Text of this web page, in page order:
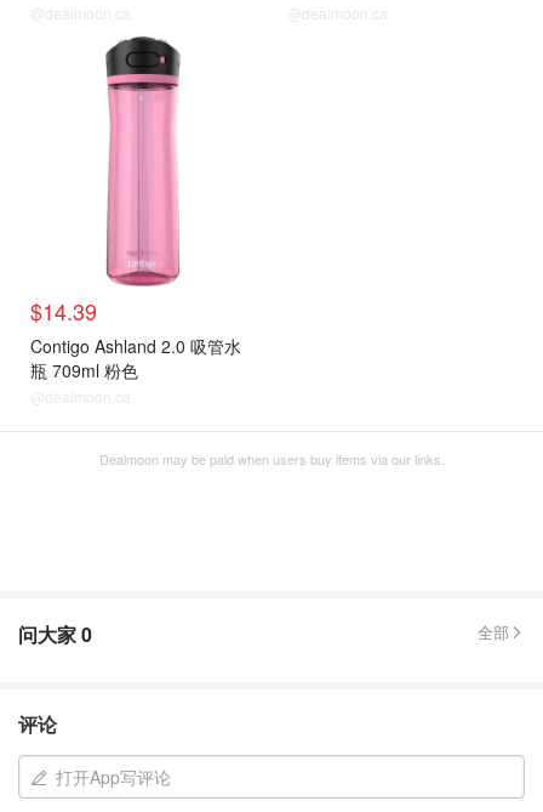
@dealmoon.ca @dealmoon.ca
$14.39
Contigo Ashland 2.0 吸管水
瓶 709ml 粉色
@dealmoon.ca
Dealmoon may be paid when users buy items via our links.
问大家0 全部
评论
打开App写评论